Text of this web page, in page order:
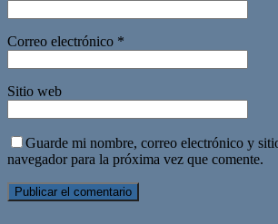
Correo electrónico *
Sitio web
Guarde mi nombre, correo electrónico y
navegador para la próxima vez que comente.